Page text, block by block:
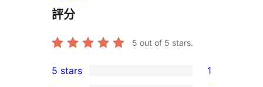
評分
5 out of 5 stars.
1
5 stars 1